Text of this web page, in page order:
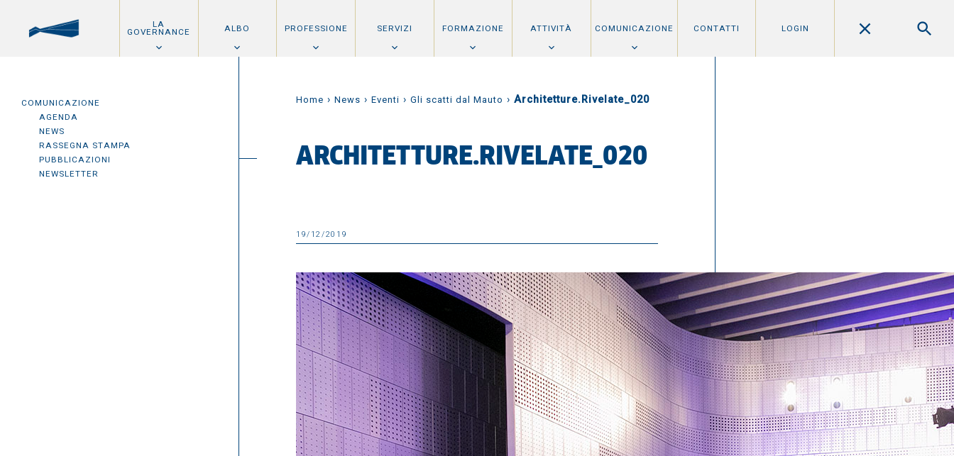
LA
GOVERNANCE ALBO PROFESSIONE SERVIZI FORMAZIONE ATTIVITÀ COMUNICAZIONE CONTATTI LOGIN
COMUNICAZIONE
AGENDA
NEWS
RASSEGNA STAMPA
PUBBLICAZIONI
NEWSLETTER
Home › News › Eventi › Gli scatti dal Mauto › Architetture.Rivelate_020
ARCHITETTURE.RIVELATE_020
19/12/2019